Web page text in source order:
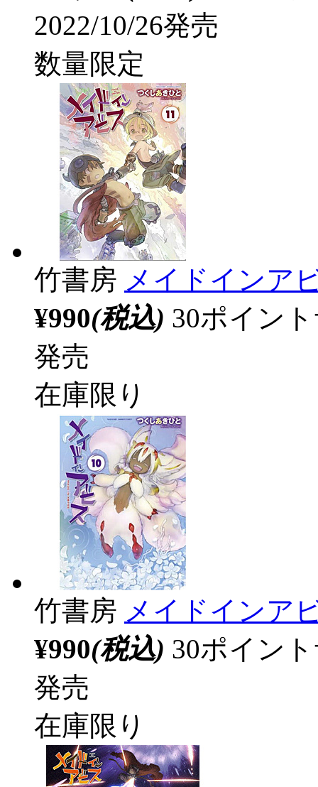
2022/10/26発売
数量限定
竹書房 メイドインア
¥990(税込) 30ポイン
発売
在庫限り
竹書房 メイドインア
¥990(税込) 30ポイン
発売
在庫限り